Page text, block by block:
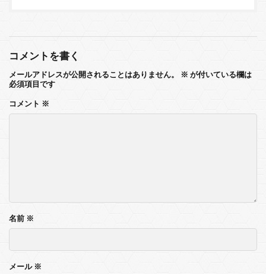
コメントを書く
メールアドレスが公開されることはありません。 ※ が付いている欄は
必須項目です
コメント ※
名前 ※
メール※